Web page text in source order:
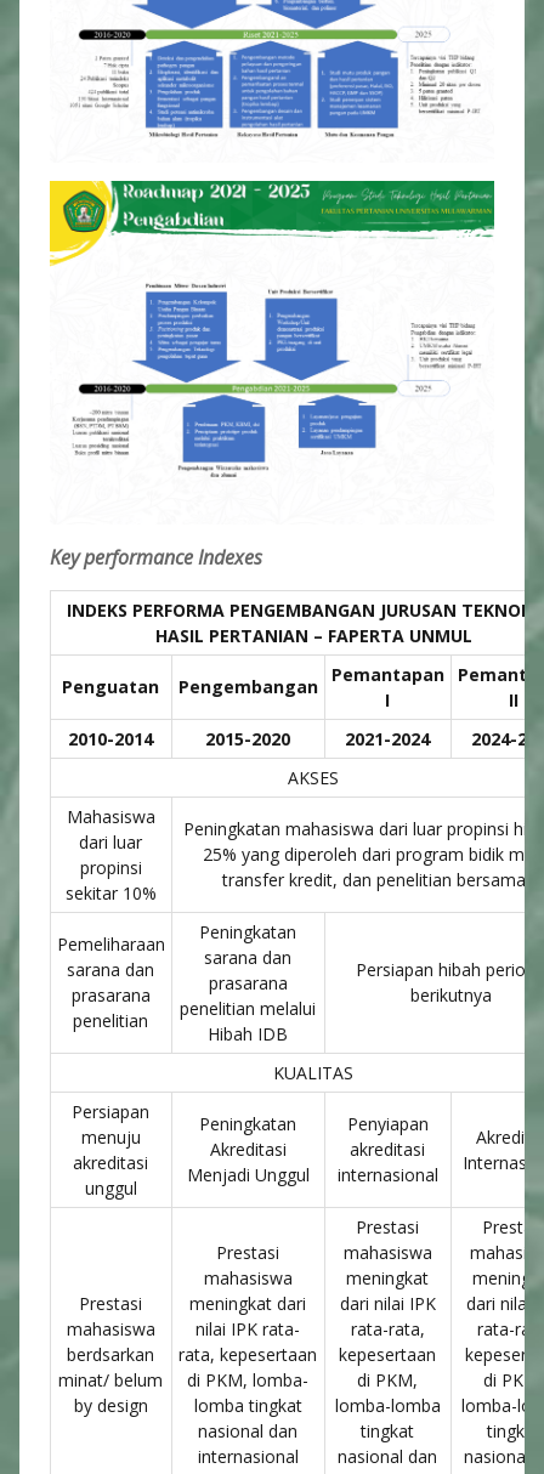
Key performance Indexes
INDEKS PERFORMA PENGEMBANGAN JURUSAN
HASIL PERTANIAN – FAPERTA UNMUL
Penguatan Pengembangan
Pemantapan
I
II
2010-2014
2015-2020 2021-2024
2024-
AKSES
Mahasiswa
dari luar
propinsi
sekitar 10%
Peningkatan mahasiswa dari luar propinsi
25% yang diperoleh dari program bidik
transfer kredit, dan penelitian bersama
Pemeliharaan
sarana dan
prasarana
penelitian
Peningkatan
sarana dan
prasarana
penelitian melalui
Hibah IDB
Persiapan hibah
berikutnya
KUALITAS
Persiapan
menuju
akreditasi
unggul
Peningkatan
Akreditasi
Menjadi Unggul
Penyiapan
akreditasi
internasional
Prestasi
mahasiswa
berdsarkan
minat/ belum
by design
Prestasi
mahasiswa
meningkat dari
nilai IPK rata-
rata, kepesertaan
di PKM, lomba-
lomba tingkat
nasional dan
internasional
Prestasi
mahasiswa
meningkat
dari nilai IPK
rata-rata,
kepesertaan
di PKM,
lomba-lomba
tingkat
nasional dan
dari nilai
rata-
di PKM,
lomba-
tingkat
nasional